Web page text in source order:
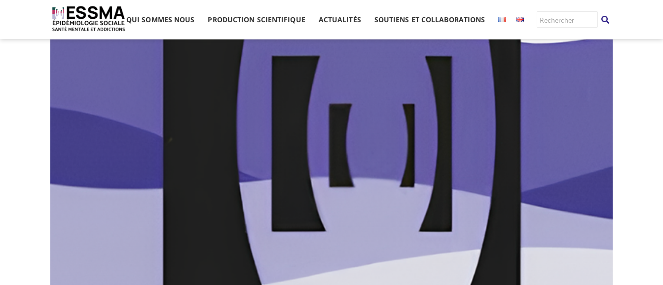
QUI SOMMES NOUS PRODUCTION SCIENTIFIQUE ACTUALITÉS SOUTIENS ET COLLABORATIONS
VegPregnancy: Végétalisation de l’alimentation pendant la grossesse et santé de la mère et de
l’enfant